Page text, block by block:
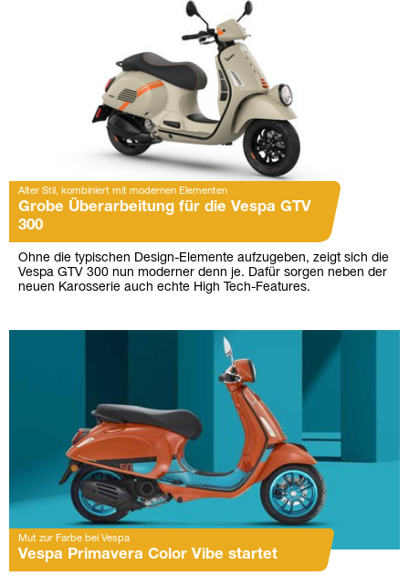
Alter Stil, kombiniert mit modernen Elementen
Grobe Überarbeitung für die Vespa GTV
300
Ohne die typischen Design-Elemente aufzugeben, zeigt sich die
Vespa GTV 300 nun moderner denn je. Dafür sorgen neben der
neuen Karosserie auch echte High Tech-Features.
Mut zur Farbe bei Vespa
Vespa Primavera Color Vibe startet